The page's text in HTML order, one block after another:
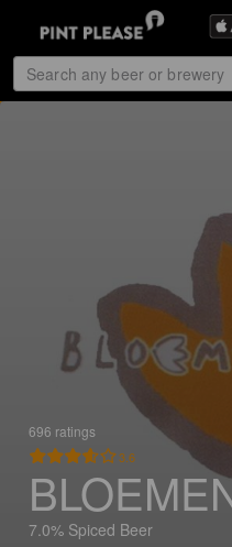
696 ratings
3.6
7.0% Spiced Beer